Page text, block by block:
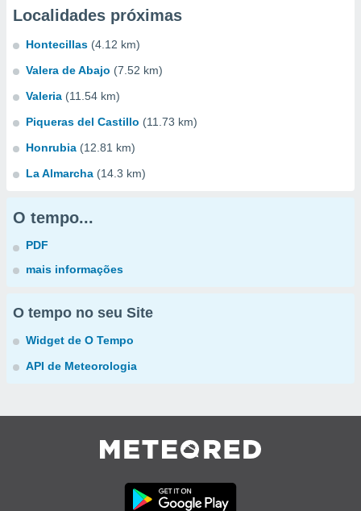
Localidades próximas
Hontecillas (4.12 km)
Valera de Abajo (7.52 km)
Valeria (11.54 km)
Piqueras del Castillo (11.73 km)
Honrubia (12.81 km)
La Almarcha (14.3 km)
O tempo...
PDF
mais informações
O tempo no seu Site
Widget de O Tempo
API de Meteorologia